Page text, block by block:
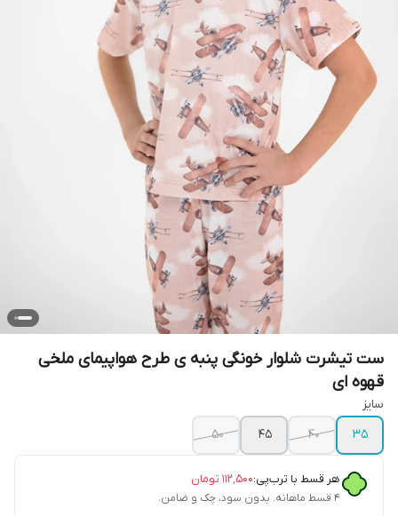
ست تیشرت شلوار خونگی پنبه ی طرح هواپیمای ملخی
قهوه ای
سایز
۳۵
۴۰ ۴۵ ۵۰
هر قسط با ترب‌پی:۱۱۲٬۵۰۰ تومان
۴ قسط ماهانه. بدون سود، چک و ضامن.